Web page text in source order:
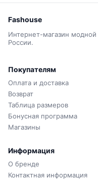
Fashouse
Интернет-магазин
России.
Покупателям
Оплата и доставка
Возврат
Таблица размеров
Бонусная программа
Магазины
Информация
О бренде
Контактная информация